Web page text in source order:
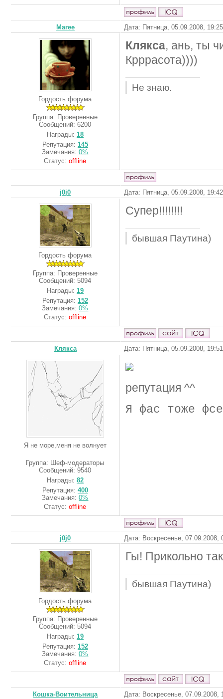
Maree Дата: Пятница, 05.09.2008,
Гордость форума
Группа: Проверенные
Сообщений:6200
Награды: 18
Репутация: 145
Замечания:0%
Статус:offline
Клякса, ань, ты
Крррасота))))
Не знаю.
j0j0 Дата: Пятница, 05.09.2008,
Гордость форума
Группа: Проверенные
Сообщений:5094
Награды: 19
Репутация: 152
Замечания:0%
Статус:offline
Супер!!!!!!!!
бывшая Паутина)
Клякса Дата: Пятница, 05.09.2008,
Я не море,меня не волнует
Группа: Шеф-модераторы
Сообщений:9540
Награды: 82
Репутация: 400
Замечания:0%
Статус:offline
репутация ^^
Я фас тоже
j0j0 Дата: Воскресенье,
Гордость форума
Группа: Проверенные
Сообщений:5094
Награды: 19
Репутация: 152
Замечания:0%
Статус:offline
Гы! Прикольно
бывшая Паутина)
Кошка-Воительница Дата: Воскресенье,